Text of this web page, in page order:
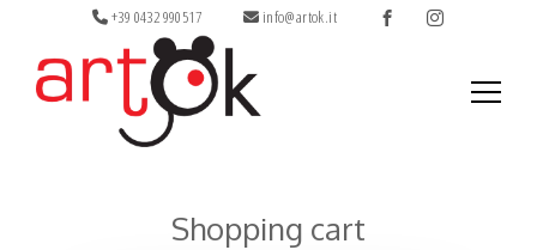
+39 0432 990517 info@artok.it
Shopping cart